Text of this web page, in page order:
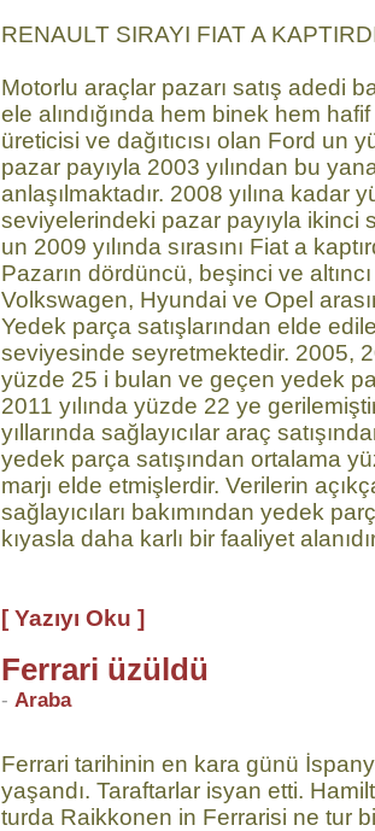
RENAULT SIRAYI FIAT A
Motorlu araçlar pazarı satış adedi
ele alındığında hem binek hem
üreticisi ve dağıtıcısı olan Ford un
pazar payıyla 2003 yılından bu
anlaşılmaktadır. 2008 yılına kadar
seviyelerindeki pazar payıyla ikinci
un 2009 yılında sırasını Fiat a
Pazarın dördüncü, beşinci ve
Volkswagen, Hyundai ve Opel
Yedek parça satışlarından elde
seviyesinde seyretmektedir. 2005,
yüzde 25 i bulan ve geçen yedek
2011 yılında yüzde 22 ye
yıllarında sağlayıcılar araç
yedek parça satışından ortalama
marjı elde etmişlerdir. Verilerin
sağlayıcıları bakımından yedek
kıyasla daha karlı bir faaliyet
[ Yazıyı Oku ]
Ferrari üzüldü
- Araba
Ferrari tarihinin en kara günü
yaşandı. Taraftarlar isyan etti.
turda Raikkonen in Ferrarisi ne tur